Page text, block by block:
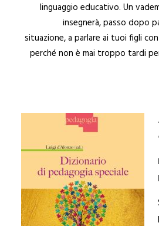
linguaggio educativo. Un
insegnerà, passo dopo
situazione, a parlare ai tuoi figli
perché non è mai troppo tardi